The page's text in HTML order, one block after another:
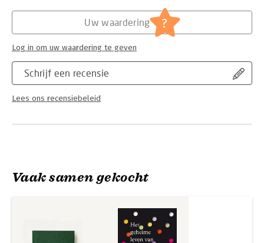
gebruikt?
Alle beschrijvingen en recepten werden opgetekend door
vegan chef Pieter-Jan Lint en op een eenvoudige manier in
beeld gebracht door culinair fotograaf Tony Le Duc.
‘Dit boekje toont je alle basiskennis die nodig is om
plantaardig te leren koken.’
Literatuur en romans
Schrijf een recensie
Lees ons recensiebeleid
Uw waardering ?
Log in om uw waardering te geven
Vaak samen gekocht